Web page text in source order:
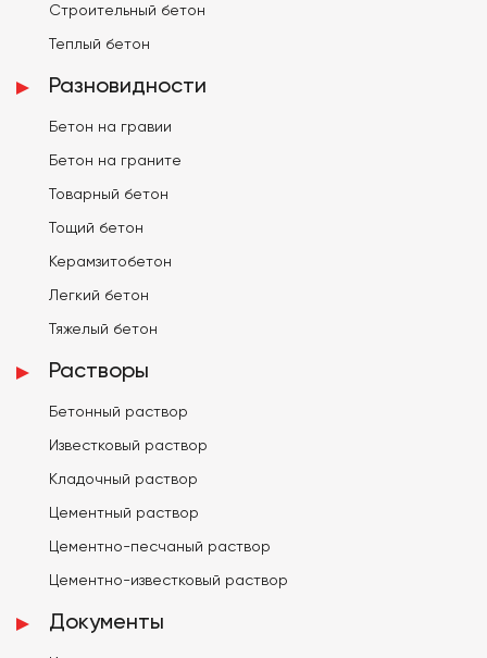
Строительный бетон
Теплый бетон
Разновидности
Бетон на гравии
Бетон на граните
Товарный бетон
Тощий бетон
Керамзитобетон
Легкий бетон
Тяжелый бетон
Растворы
Бетонный раствор
Известковый раствор
Кладочный раствор
Цементный раствор
Цементно-песчаный раствор
Цементно-известковый раствор
Документы